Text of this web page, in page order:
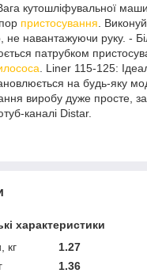
кутошліфувальної
пристосування .
не навантажуючи руку. -
патрубком
. Liner 115-125:
на будь-яку
виробу дуже просте,
каналі Distar.
характеристики
кг
1.27
1.36